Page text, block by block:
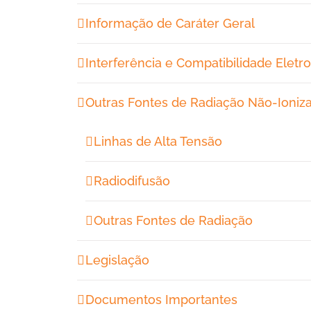
Informação de Caráter Geral
Interferência e Compatibilidade
Outras Fontes de Radiação Não-
Linhas de Alta Tensão
Radiodifusão
Outras Fontes de Radiação
Legislação
Documentos Importantes